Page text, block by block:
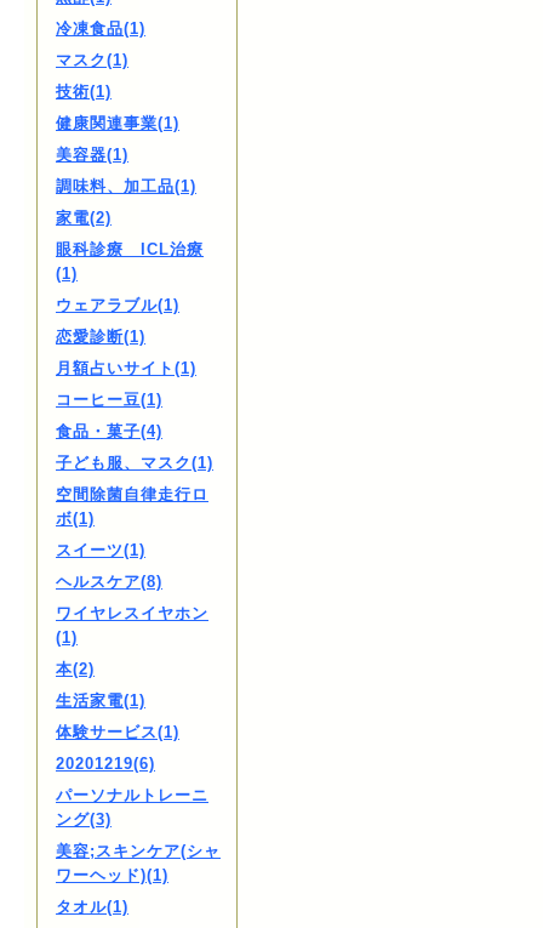
冷凍食品(1)
マスク(1)
技術(1)
健康関連事業(1)
美容器(1)
調味料、加工品(1)
家電(2)
眼科診療 ICL治療
(1)
ウェアラブル(1)
恋愛診断(1)
月額占いサイト(1)
コーヒー豆(1)
食品・菓子(4)
子ども服、マスク(1)
空間除菌自律走行ロ
ボ(1)
スイーツ(1)
ヘルスケア(8)
ワイヤレスイヤホン
(1)
本(2)
生活家電(1)
体験サービス(1)
20201219(6)
パーソナルトレーニ
ング(3)
美容;スキンケア(シャ
ワーヘッド)(1)
タオル(1)